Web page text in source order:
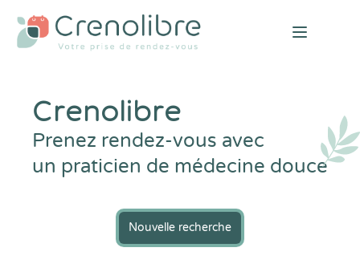
Open
Crenolibre
Prenez rendez-vous avec
un praticien de médecine douce
Nouvelle recherche